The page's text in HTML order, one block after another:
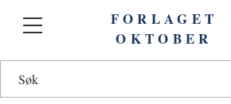
Toggle
FORLAGET
OKTOBER